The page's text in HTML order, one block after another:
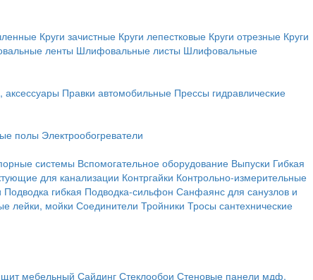
Круги зачистные Круги лепестковые Круги отрезные Круги
ленты Шлифовальные листы Шлифовальные
аксессуары Правки автомобильные Прессы гидравлические
полы Электрообогреватели
системы Вспомогательное оборудование Выпуски Гибкая
для канализации Контргайки Контрольно-измерительные
Подводка гибкая Подводка-сильфон Санфаянс для санузлов и
лейки, мойки Соединители Тройники Тросы сантехнические
мебельный Сайдинг Стеклообои Стеновые панели мдф,